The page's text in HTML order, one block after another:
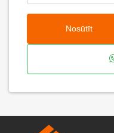
Nosūtīt